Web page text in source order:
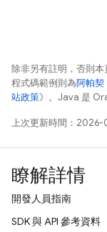
除非另有註明，否則
程式碼範例則為阿帕契
站政策》。Java 是
上次更新時間：2026-
瞭解詳情
開發人員指南
SDK 與 API 參考資料